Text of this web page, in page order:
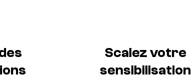
Scalez votre
sensibilisation